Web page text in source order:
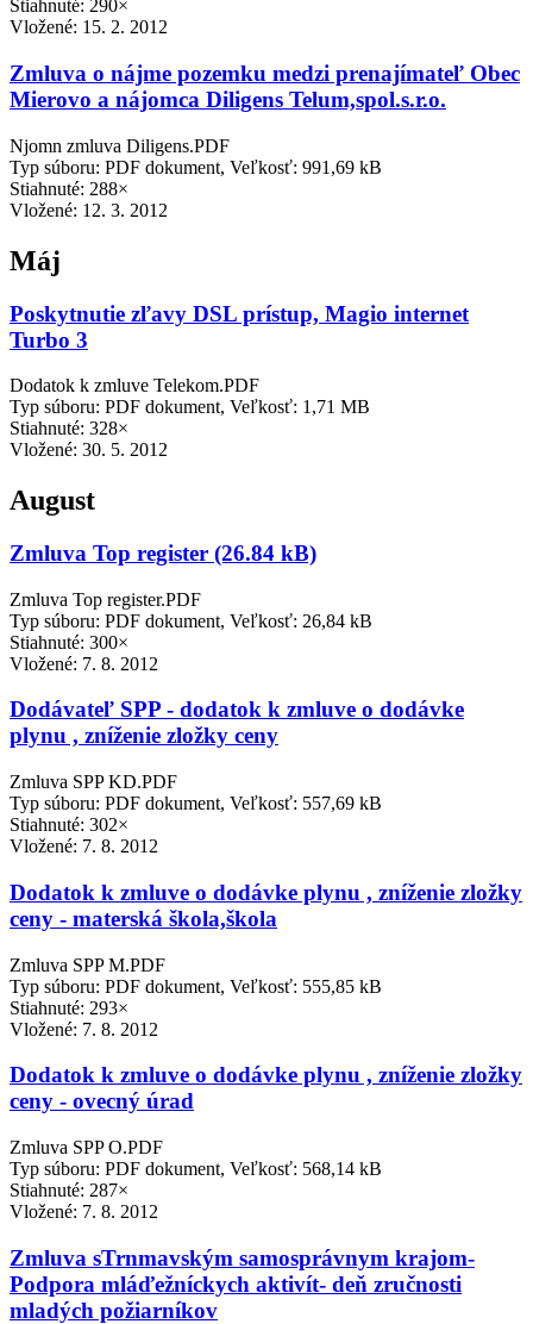
Stiahnuté: 290×
Vložené: 15. 2. 2012
Zmluva o nájme pozemku medzi prenajímateľ Obec
Mierovo a nájomca Diligens Telum,spol.s.r.o.
Njomn zmluva Diligens.PDF
Typ súboru: PDF dokument, Veľkosť: 991,69 kB
Stiahnuté: 288×
Vložené: 12. 3. 2012
Máj
Poskytnutie zľavy DSL prístup, Magio internet
Turbo 3
Dodatok k zmluve Telekom.PDF
Typ súboru: PDF dokument, Veľkosť: 1,71 MB
Stiahnuté: 328×
Vložené: 30. 5. 2012
August
Zmluva Top register (26.84 kB)
Zmluva Top register.PDF
Typ súboru: PDF dokument, Veľkosť: 26,84 kB
Stiahnuté: 300×
Vložené: 7. 8. 2012
Dodávateľ SPP - dodatok k zmluve o dodávke
plynu , zníženie zložky ceny
Zmluva SPP KD.PDF
Typ súboru: PDF dokument, Veľkosť: 557,69 kB
Stiahnuté: 302×
Vložené: 7. 8. 2012
Dodatok k zmluve o dodávke plynu , zníženie zložky
ceny - materská škola,škola
Zmluva SPP M.PDF
Typ súboru: PDF dokument, Veľkosť: 555,85 kB
Stiahnuté: 293×
Vložené: 7. 8. 2012
Dodatok k zmluve o dodávke plynu , zníženie zložky
ceny - ovecný úrad
Zmluva SPP O.PDF
Typ súboru: PDF dokument, Veľkosť: 568,14 kB
Stiahnuté: 287×
Vložené: 7. 8. 2012
Zmluva sTrnmavským samosprávnym krajom-
Podpora mláďežníckych aktivít- deň zručnosti
mladých požiarníkov